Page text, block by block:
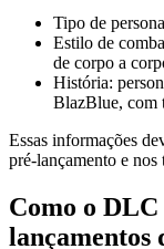
Tipo de
Estilo de
de corpo a
História:
BlazBlue, com
Essas informações
pré‑lançamento e nos
Como o DLC
lançamentos